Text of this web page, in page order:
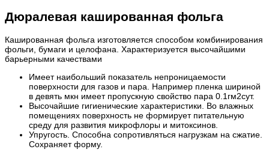
Дюралевая кашированная фольга
Кашированная фольга изготовляется способом комбинирования
фольги, бумаги и целофана. Характеризуется высочайшими
барьерными качествами
Имеет наибольший показатель непроницаемости
поверхности для газов и пара. Например пленка шириной
в девять мкн имеет пропускную свойство пара 0.1гм2сут.
Высочайшие гигиенические характеристики. Во влажных
помещениях поверхность не формирует питательную
среду для развития микрофлоры и митоксинов.
Упругость. Способна сопротивляться нагрузкам на сжатие.
Сохраняет форму.